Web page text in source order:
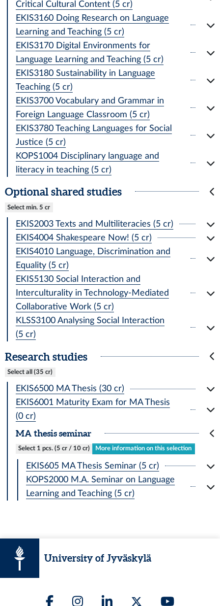
Critical Cultural Content (5 cr)
EKIS3160 Doing Research on Language
Learning and Teaching (5 cr)
EKIS3170 Digital Environments for
Language Learning and Teaching (5 cr)
EKIS3180 Sustainability in Language
Teaching (5 cr)
EKIS3700 Vocabulary and Grammar in
Foreign Language Classroom (5 cr)
EKIS3780 Teaching Languages for Social
Justice (5 cr)
KOPS1004 Disciplinary language and
literacy in teaching (5 cr)
Optional shared studies
Select min. 5 cr
EKIS2003 Texts and Multiliteracies (5 cr)
EKIS4004 Shakespeare Now! (5 cr)
EKIS4010 Language, Discrimination and
Equality (5 cr)
EKIS5130 Social Interaction and
Interculturality in Technology-Mediated
Collaborative Work (5 cr)
KLSS3100 Analysing Social Interaction
(5 cr)
Research studies
Select all (35 cr)
EKIS6500 MA Thesis (30 cr)
EKIS6001 Maturity Exam for MA Thesis
(0 cr)
MA thesis seminar
Select 1 pcs. (5 cr / 10 cr) More information on this selection
EKIS605 MA Thesis Seminar (5 cr)
KOPS2000 M.A. Seminar on Language
Learning and Teaching (5 cr)
University of Jyväskylä